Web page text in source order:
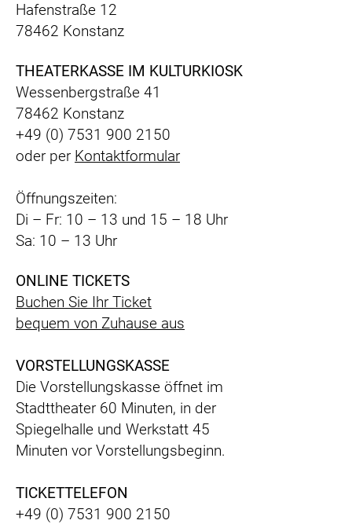
Hafenstraße 12
78462 Konstanz
THEATERKASSE IM KULTURKIOSK
Wessenbergstraße 41
78462 Konstanz
+49 (0) 7531 900 2150
oder per Kontaktformular
Öffnungszeiten:
Di – Fr: 10 – 13 und 15 – 18 Uhr
Sa: 10 – 13 Uhr
ONLINE TICKETS
Buchen Sie Ihr Ticket
bequem von Zuhause aus
VORSTELLUNGSKASSE
Die Vorstellungskasse öffnet im
Stadttheater 60 Minuten, in der
Spiegelhalle und Werkstatt 45
Minuten vor Vorstellungsbeginn.
TICKETTELEFON
+49 (0) 7531 900 2150